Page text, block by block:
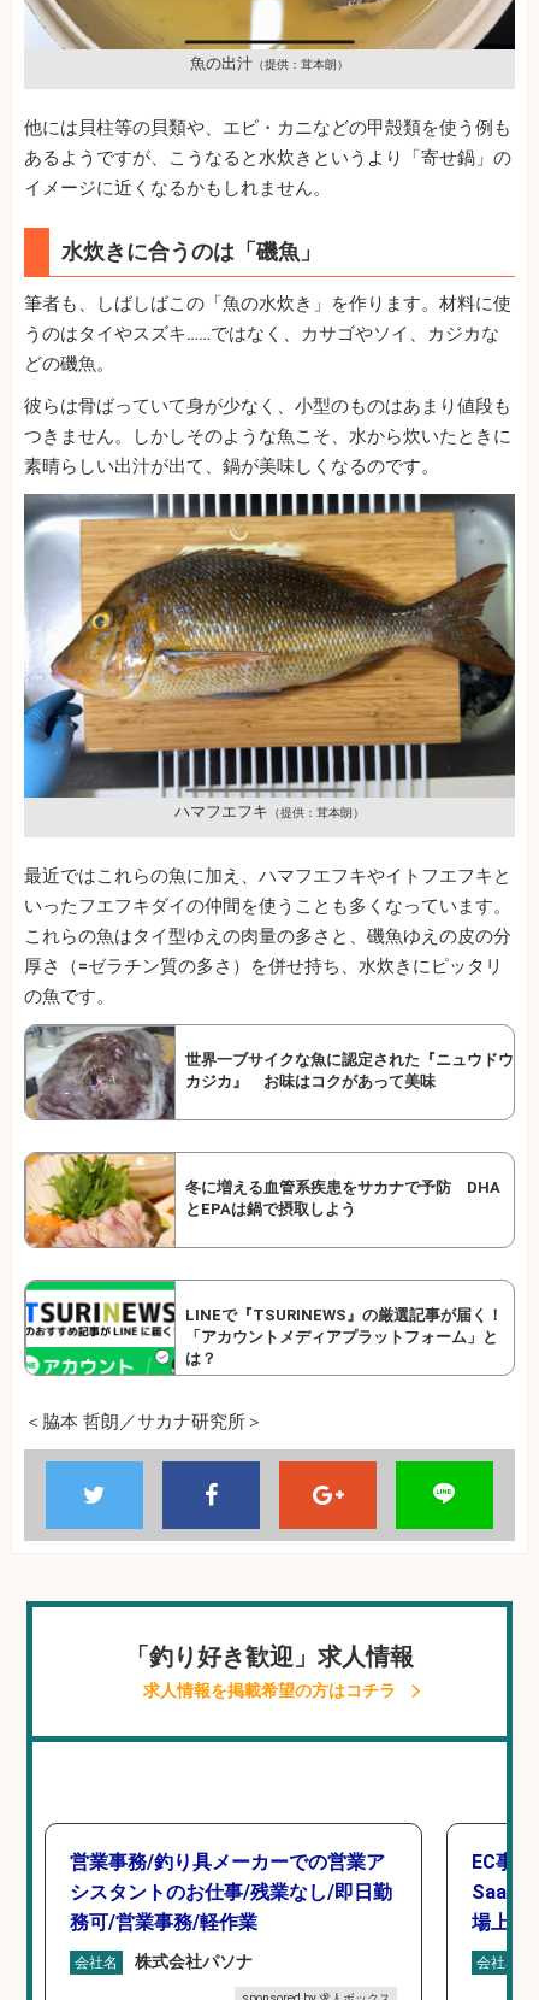
魚の出汁 （提供：茸本朗）
他には貝柱等の貝類や、エビ・カニなどの甲殻類を使う例も
あるようですが、こうなると水炊きというより「寄せ鍋」の
イメージに近くなるかもしれません。
水炊きに合うのは「磯魚」
筆者も、しばしばこの「魚の水炊き」を作ります。材料に使
うのはタイやスズキ……ではなく、カサゴやソイ、カジカな
どの磯魚。
彼らは骨ばっていて身が少なく、小型のものはあまり値段も
つきません。しかしそのような魚こそ、水から炊いたときに
素晴らしい出汁が出て、鍋が美味しくなるのです。
ハマフエフキ （提供：茸本朗）
最近ではこれらの魚に加え、ハマフエフキやイトフエフキと
いったフエフキダイの仲間を使うことも多くなっています。
これらの魚はタイ型ゆえの肉量の多さと、磯魚ゆえの皮の分
厚さ（=ゼラチン質の多さ）を併せ持ち、水炊きにピッタリ
の魚です。
世界一ブサイクな魚に認定された『ニュウドウ
カジカ』 お味はコクがあって美味
冬に増える血管系疾患をサカナで予防 DHA
とEPAは鍋で摂取しよう
LINEで『TSURINEWS』の厳選記事が届く！
「アカウントメディアプラットフォーム」と
は？
＜脇本 哲朗／サカナ研究所＞
「釣り好き歓迎」求人情報
求人情報を掲載希望の方はコチラ
営業事務/釣り具メーカーでの営業ア
シスタントのお仕事/残業なし/即日勤
務可/営業事務/軽作業
会社名 株式会社パソナ
EC事
SaaS
場上場
会社名